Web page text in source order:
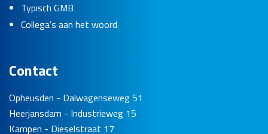
Typisch GMB
Collega's aan het woord
Contact
Opheusden - Dalwagenseweg 51
Heerjansdam - Industrieweg 15
Kampen - Dieselstraat 17